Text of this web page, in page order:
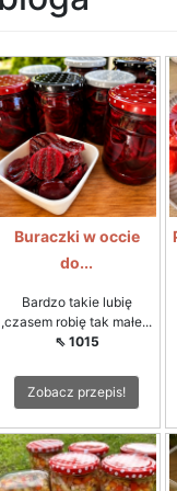
Buraczki w occie
do...
Bardzo takie lubię
,czasem robię tak małe...
⇖ 1015
Zobacz przepis!